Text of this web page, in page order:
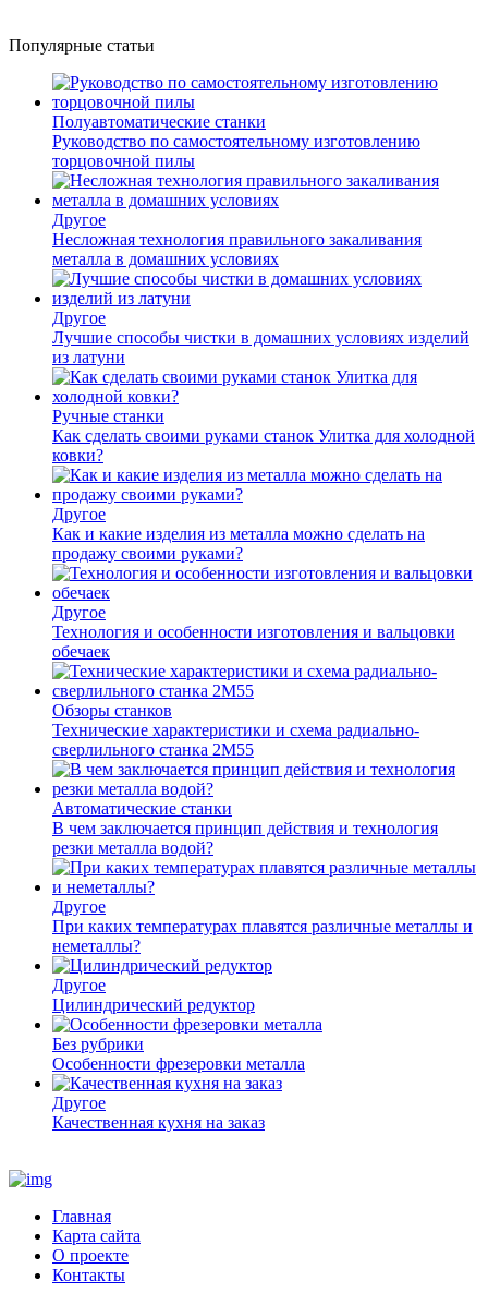
Популярные статьи
Полуавтоматические станки
Руководство по самостоятельному изготовлению
торцовочной пилы
Другое
Несложная технология правильного закаливания
металла в домашних условиях
Другое
Лучшие способы чистки в домашних условиях изделий
из латуни
Ручные станки
Как сделать своими руками станок Улитка для холодной
ковки?
Другое
Как и какие изделия из металла можно сделать на
продажу своими руками?
Другое
Технология и особенности изготовления и вальцовки
обечаек
Обзоры станков
Технические характеристики и схема радиально-
сверлильного станка 2М55
Автоматические станки
В чем заключается принцип действия и технология
резки металла водой?
Другое
При каких температурах плавятся различные металлы и
неметаллы?
Другое
Цилиндрический редуктор
Без рубрики
Особенности фрезеровки металла
Другое
Качественная кухня на заказ
Главная
Карта сайта
О проекте
Контакты